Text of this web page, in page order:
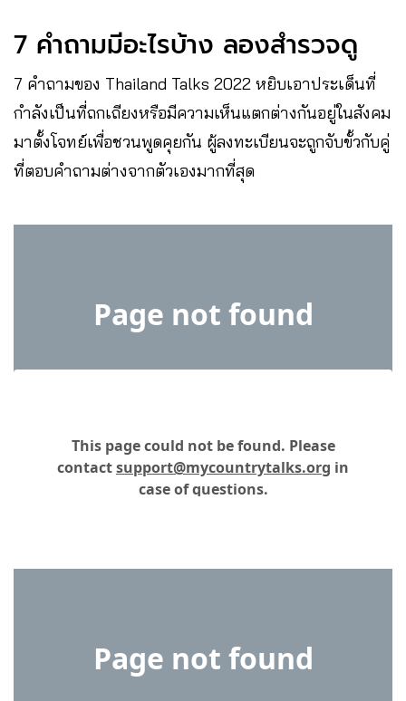
7 คำถามมีอะไรบ้าง ลองสำรวจดู
7 คำถามของ Thailand Talks 2022 หยิบเอาประเด็นที่
กำลังเป็นที่ถกเถียงหรือมีความเห็นแตกต่างกันอยู่ในสังคม
มาตั้งโจทย์เพื่อชวนพูดคุยกัน ผู้ลงทะเบียนจะถูกจับขั้วกับคู่
ที่ตอบคำถามต่างจากตัวเองมากที่สุด